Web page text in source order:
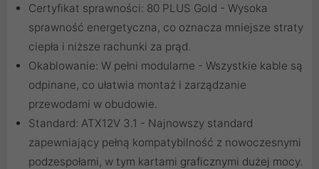
Certyfikat sprawności: 80 PLUS Gold - Wysoka
sprawność energetyczna, co oznacza mniejsze straty
ciepła i niższe rachunki za prąd.
Okablowanie: W pełni modularne - Wszystkie kable są
odpinane, co ułatwia montaż i zarządzanie
przewodami w obudowie.
Standard: ATX12V 3.1 - Najnowszy standard
zapewniający pełną kompatybilność z nowoczesnymi
podzespołami, w tym kartami graficznymi dużej mocy.